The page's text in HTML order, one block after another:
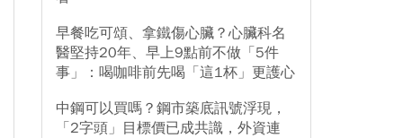
早餐吃可頌、拿鐵傷心臟？心臟科名
醫堅持20年、早上9點前不做「5件
事」：喝咖啡前先喝「這1杯」更護心
中鋼可以買嗎？鋼市築底訊號浮現，
「2字頭」目標價已成共識，外資連